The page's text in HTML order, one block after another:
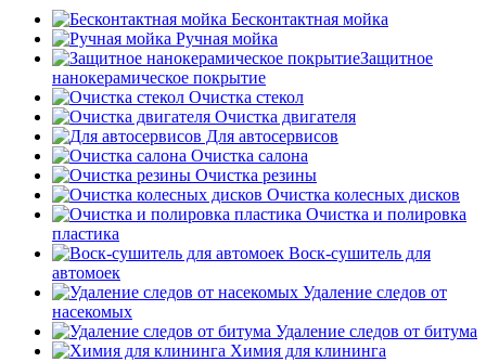
Бесконтактная мойка
Ручная мойка
Защитное
нанокерамическое покрытие
Очистка стекол
Очистка двигателя
Для автосервисов
Очистка салона
Очистка резины
Очистка колесных дисков
Очистка и полировка
пластика
Воск-сушитель для
автомоек
Удаление следов от
насекомых
Удаление следов от битума
Химия для клининга